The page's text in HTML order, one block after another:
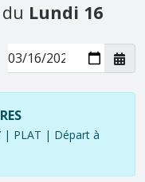
Lundi 16
| PLAT | Départ à